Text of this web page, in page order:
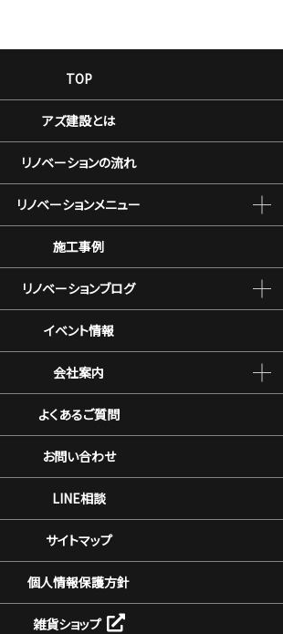
TOP
アズ建設とは
リノベーションの流れ
リノベーションメニュー
施工事例
リノベーションブログ
イベント情報
会社案内
よくあるご質問
お問い合わせ
LINE相談
サイトマップ
個人情報保護方針
雑貨ショップ